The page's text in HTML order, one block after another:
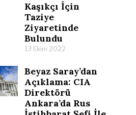
Kaşıkçı İçin
Taziye
Ziyaretinde
Bulundu
13 Ekim 2022
Beyaz Saray’dan
Açıklama: CIA
Direktörü
Ankara’da Rus